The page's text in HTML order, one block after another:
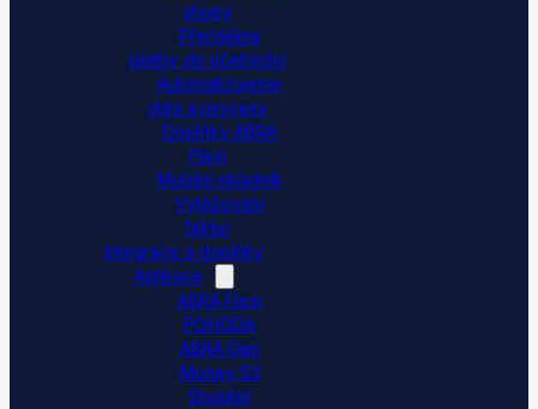
shopy
Přenášíme
platby do účetnictví
Automatizujeme
data a procesy
Doplňky ABRA
Flexi
Mobilní skladník
Vytěžování
faktur
Integrace a doplňky
Aplikace
ABRA Flexi
POHODA
ABRA Gen
Money S3
Shoptet